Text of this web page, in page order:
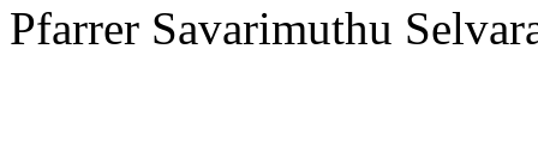
Pfarrer Savarimuthu